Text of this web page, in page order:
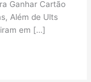
Ganhar Cartão
Além de Ults
em […]